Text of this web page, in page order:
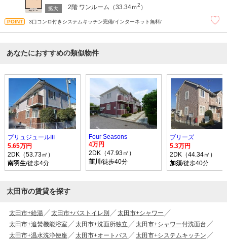
2階 ワンルーム（33.34ｍ2 ）
3口コンロ付きシステムキッチン完備/インターネット無料/
あなたにおすすめの類似物件
プリュジュールIII
5.65万円
2DK（53.73㎡）
南羽生/徒歩4分
Four Seasons
4万円
2DK（47.93㎡）
韮川 /徒歩40分
ブリーズ
5.3万円
2DK（44.34㎡）
加須/徒歩40分
太田市の賃貸を探す
太田市+給湯 太田市+バストイレ別
太田市+シャワー
太田市+追焚機能浴室
太田市+洗面所独立
太田市+シャワー付洗面台
太田市+温水洗浄便座
太田市+オートバス
太田市+システムキッチン